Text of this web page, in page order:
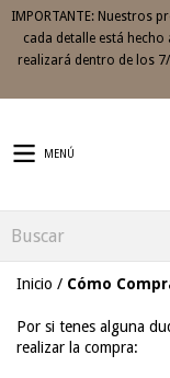
IMPORTANTE: Nuestros
cada detalle está
realizará dentro de los
MENÚ
Inicio / Cómo
Por si tenes alguna
realizar la compra: